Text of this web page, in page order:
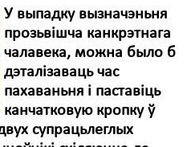
У выпадку вызначэньня
прозьвішча канкрэтнага
чалавека, можна было б
дэталізаваць час
пахаваньня і паставіць
канчатковую кропку ў
супрацьлеглых